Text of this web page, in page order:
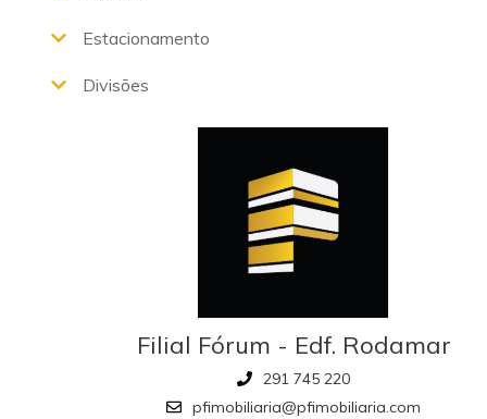
Estacionamento
Divisões
Filial Fórum - Edf. Rodamar
291 745 220
pfimobiliaria@pfimobiliaria.com